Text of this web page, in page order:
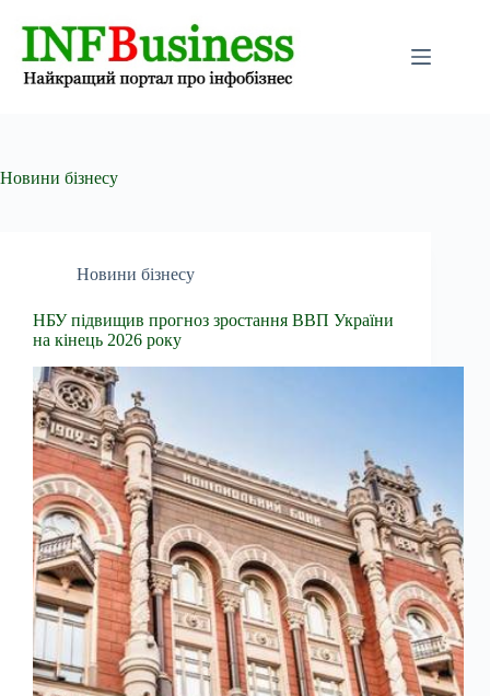
Новини бізнесу
Новини бізнесу
НБУ підвищив прогноз зростання ВВП України
на кінець 2026 року